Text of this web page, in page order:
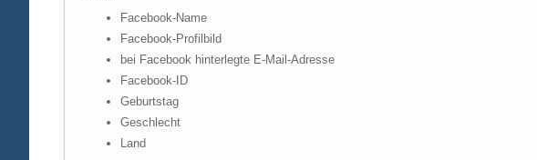
Facebook-Name
Facebook-Profilbild
bei Facebook hinterlegte E-Mail-Adresse
Facebook-ID
Geburtstag
Geschlecht
Land